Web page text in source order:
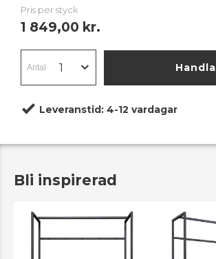
Pris per styck
1 849,00 kr.
Handla
Leveranstid: 4-12 vardagar
Bli inspirerad